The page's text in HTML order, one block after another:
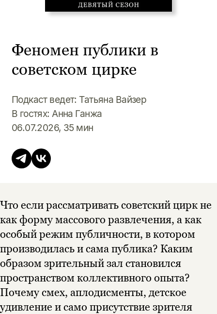
Феномен публики в
советском цирке
Подкаст ведет: Татьяна Вайзер
В гостях: Анна Ганжа
06.07.2026, 35 мин
Что если рассматривать советский цирк не
как форму массового развлечения, а как
особый режим публичности, в котором
производилась и сама публика? Каким
образом зрительный зал становился
пространством коллективного опыта?
Почему смех, аплодисменты, детское
удивление и само присутствие зрителя